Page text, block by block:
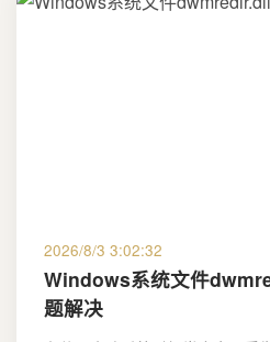
2026/8/3 3:02:32
Windows系统文件
题解决